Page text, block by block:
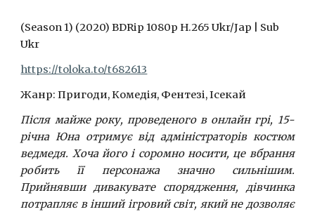
(Season 1) (2020) BDRip 1080p H.265 Ukr/Jap | Sub
Ukr
https://toloka.to/t682613
Жанр: Пригоди, Комедія, Фентезі, Ісекай
Після майже року, проведеного в онлайн грі, 15-
річна Юна отримує від адміністраторів костюм
ведмедя. Хоча його і соромно носити, це вбрання
робить її персонажа значно сильнішим.
Прийнявши дивакувате спорядження, дівчинка
потрапляє в інший ігровий світ, який не дозволяє